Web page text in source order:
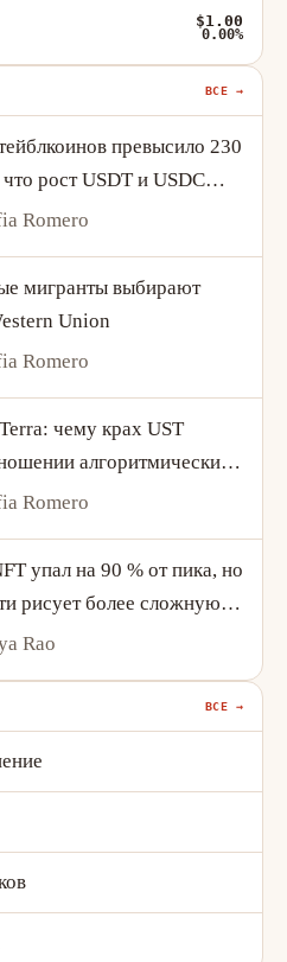
$1.00
0.00%
ВСЕ →
превысило 230
рост USDT и USDC
на криптовалюту
Romero
мигранты выбирают
Union
Romero
чему крах UST
алгоритмических
Romero
упал на 90 % от пика, но
рисует более сложную
Rao
ВСЕ →